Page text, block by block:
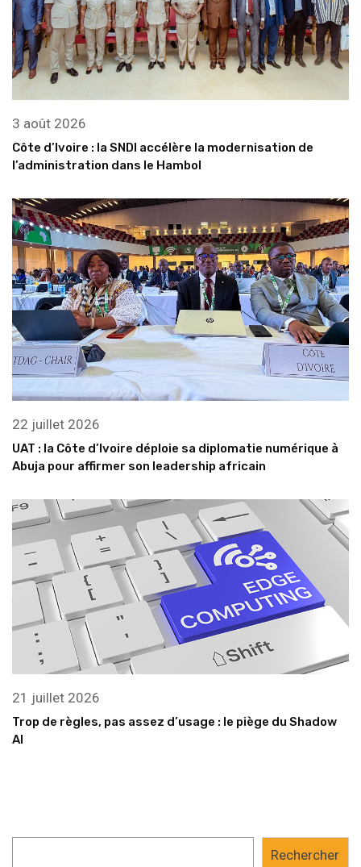
3 août 2026
Côte d’Ivoire : la SNDI accélère la modernisation de
l’administration dans le Hambol
22 juillet 2026
UAT : la Côte d’Ivoire déploie sa diplomatie numérique à
Abuja pour affirmer son leadership africain
21 juillet 2026
Trop de règles, pas assez d’usage : le piège du Shadow
AI
Rechercher